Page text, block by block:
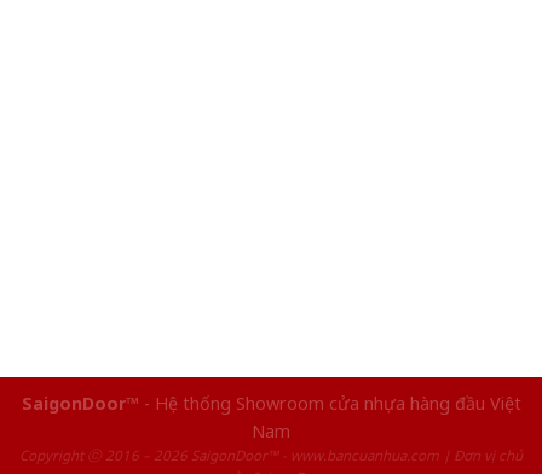
SaigonDoor™ - Hệ thống Showroom cửa nhựa hàng đầu Việt
Nam
Copyright ⓒ 2016 – 2026 SaigonDoor™ - www.bancuanhua.com | Đơn vị chủ